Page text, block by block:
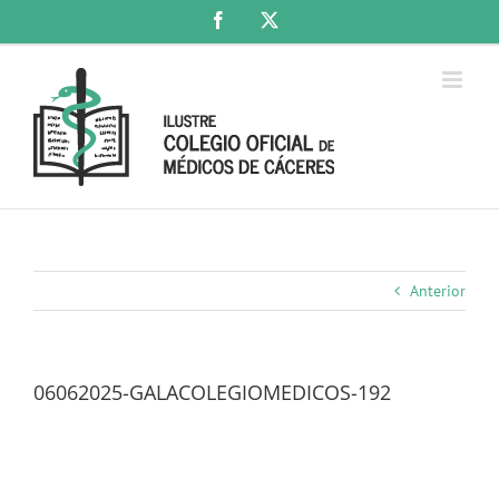
Facebook
Anterior
06062025-GALACOLEGIOMEDICOS-192